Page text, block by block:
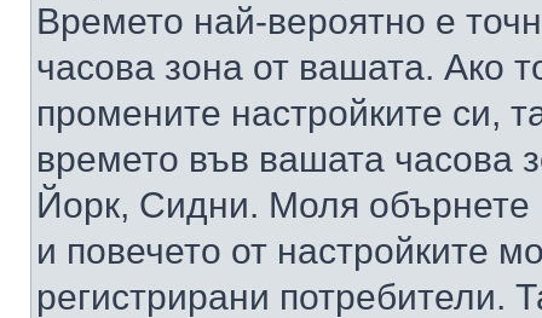
Времето най-вероятно е
часова зона от вашата. Ако
промените настройките си,
времето във вашата
Йорк, Сидни. Моля обърнете
и повечето от настройките
регистрирани потребители.